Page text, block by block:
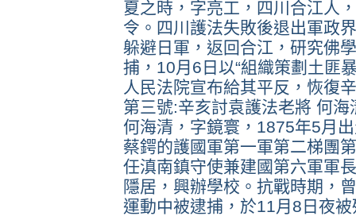
夏之時，字亮工，四川合江人
令。四川護法失敗後退出軍政
躲避日軍，返回合江，研究佛
捕，10月6日以“組織策劃土匪
人民法院宣布給其平反，恢復
第三號:辛亥討袁護法老將 何海
何海清，字鏡寰，1875年5月
蔡鍔的護國軍第一軍第二梯團
任滇南鎮守使兼建國第六軍軍
隱居，興辦學校。抗戰時期，
運動中被逮捕，於11月8日夜